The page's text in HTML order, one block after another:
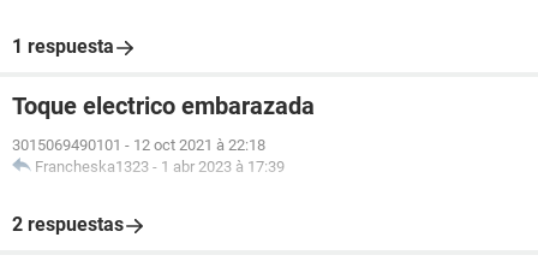
1 respuesta
Toque electrico embarazada
3015069490101 - 12 oct 2021 à 22:18
Francheska1323 - 1 abr 2023 à 17:39
2 respuestas